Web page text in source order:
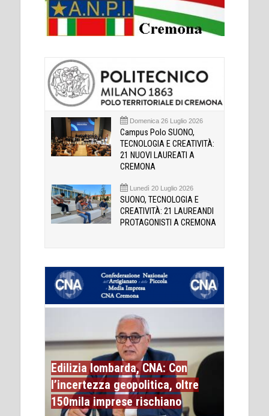
Domenica 26 Luglio 2026
Campus Polo SUONO,
TECNOLOGIA E CREATIVITÀ:
21 NUOVI LAUREATI A
CREMONA
Lunedì 20 Luglio 2026
SUONO, TECNOLOGIA E
CREATIVITÀ: 21 LAUREANDI
PROTAGONISTI A CREMONA
Edilizia lombarda, CNA: Con
l’incertezza geopolitica, oltre
150mila imprese rischiano